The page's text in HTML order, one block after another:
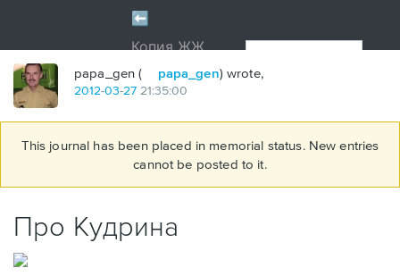
papa_gen ( papa_gen) wrote,
2012-03-27 21:35:00
This journal has been placed in memorial status. New entries
cannot be posted to it.
Про Кудрина